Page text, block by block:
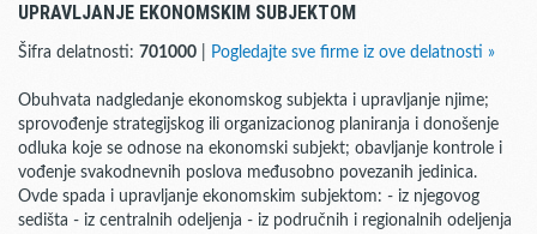
UPRAVLJANJE EKONOMSKIM SUBJEKTOM
Šifra delatnosti: 701000 Pogledajte sve firme iz ove delatnosti »
Obuhvata nadgledanje ekonomskog subjekta i upravljanje njime;
sprovođenje strategijskog ili organizacionog planiranja i donošenje
odluka koje se odnose na ekonomski subjekt; obavljanje kontrole i
vođenje svakodnevnih poslova međusobno povezanih jedinica.
Ovde spada i upravljanje ekonomskim subjektom: - iz njegovog
sedišta - iz centralnih odeljenja - iz područnih i regionalnih odeljenja